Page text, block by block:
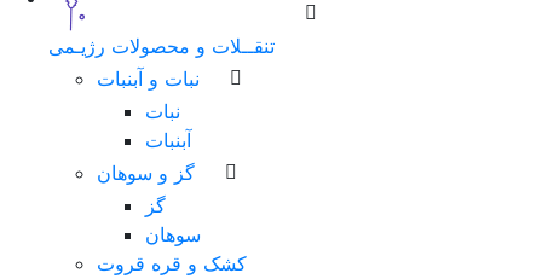
تنقــلات و محصولات رژیـمی
نبات و آبنبات
نبات
آبنبات
گز و سوهان
گز
سوهان
کشک و قره قروت